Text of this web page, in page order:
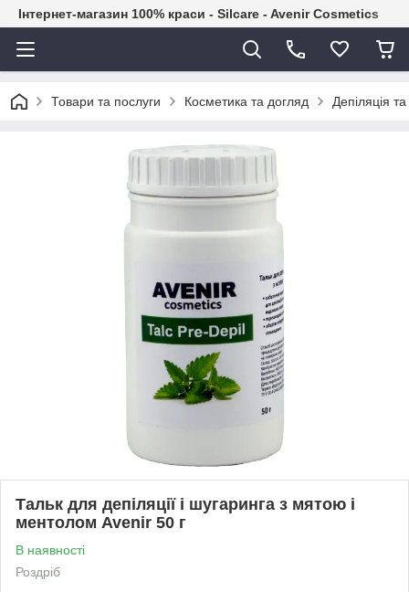
Інтернет-магазин 100% краси - Silcare - Avenir Cosmetics
Товари та послуги Косметика та догляд Депіляція
Тальк для депіляції і шугаринга з мятою і
ментолом Avenir 50 г
В наявності
Роздріб